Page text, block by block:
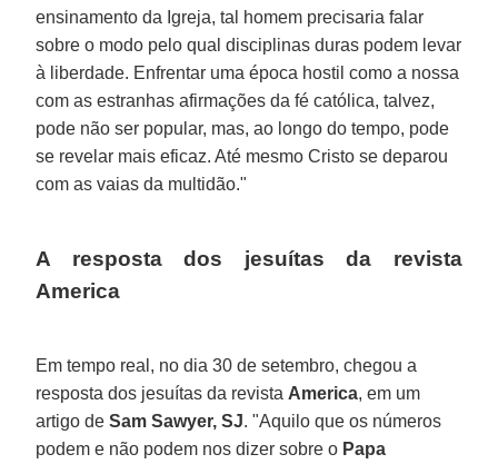
ensinamento da Igreja, tal homem precisaria falar
sobre o modo pelo qual disciplinas duras podem levar
à liberdade. Enfrentar uma época hostil como a nossa
com as estranhas afirmações da fé católica, talvez,
pode não ser popular, mas, ao longo do tempo, pode
se revelar mais eficaz. Até mesmo Cristo se deparou
com as vaias da multidão."
A resposta dos jesuítas da revista
America
Em tempo real, no dia 30 de setembro, chegou a
resposta dos jesuítas da revista America, em um
artigo deSam Sawyer, SJ. "Aquilo que os números
podem e não podem nos dizer sobre o Papa